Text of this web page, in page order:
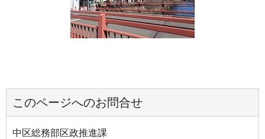
このページへのお問合せ
中区総務部区政推進課